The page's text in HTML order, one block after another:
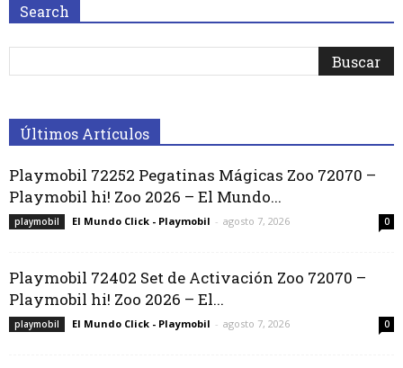
Search
Últimos Artículos
Playmobil 72252 Pegatinas Mágicas Zoo 72070 –
Playmobil hi! Zoo 2026 – El Mundo...
playmobil El Mundo Click - Playmobil - agosto 7, 2026 0
Playmobil 72402 Set de Activación Zoo 72070 –
Playmobil hi! Zoo 2026 – El...
playmobil El Mundo Click - Playmobil - agosto 7, 2026 0